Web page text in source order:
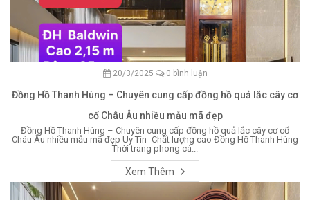
20/3/2025 0 bình luận
Đồng Hồ Thanh Hùng – Chuyên cung cấp đồng hồ quả lắc cây cơ
cổ Châu Âu nhiều mẫu mã đẹp
Đồng Hồ Thanh Hùng – Chuyên cung cấp đồng hồ quả lắc cây cơ cổ
Châu Âu nhiều mẫu mã đẹp Uy Tín- Chất lượng cao Đồng Hồ Thanh Hùng
Thời trang phong cá...
Xem Thêm